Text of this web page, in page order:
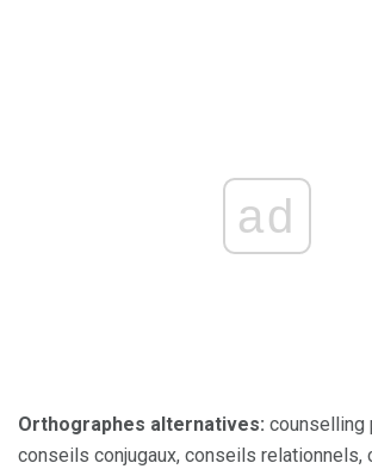
ad
Orthographes alternatives: counselling
conseils conjugaux, conseils relationnels,